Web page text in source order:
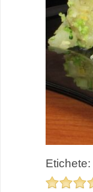
Etichete: